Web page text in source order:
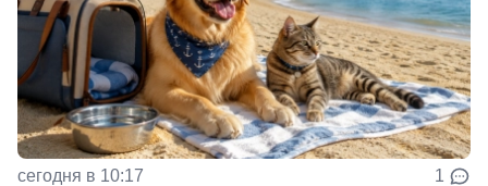
сегодня в 10:17 1